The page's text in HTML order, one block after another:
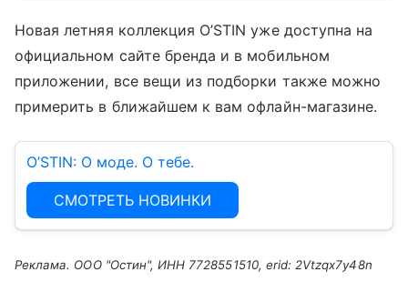
Новая летняя коллекция O’STIN уже доступна на
официальном сайте бренда и в мобильном
приложении, все вещи из подборки также можно
примерить в ближайшем к вам офлайн-магазине.
O’STIN: О моде. О тебе.
СМОТРЕТЬ НОВИНКИ
Реклама. ООО "Остин", ИНН 7728551510, erid: 2Vtzqx7y48n